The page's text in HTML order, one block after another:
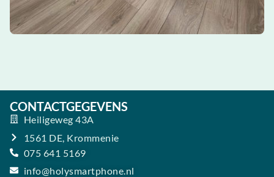
CONTACTGEGEVENS
Heiligeweg 43A
1561 DE, Krommenie
075 641 5169
info@holysmartphone.nl